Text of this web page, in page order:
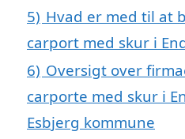
5) Hvad er med til at
carport med skur i
6) Oversigt over
carporte med skur i
Esbjerg kommune